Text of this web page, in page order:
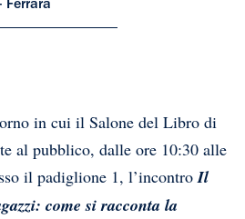
Ferrara
in cui il Salone del Libro di
al pubblico, dalle ore 10:30 alle
il padiglione 1, l’incontro Il
come si racconta la